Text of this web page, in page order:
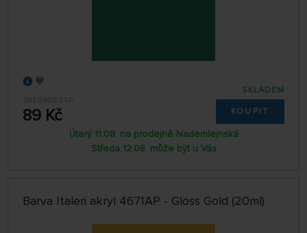
79504669AP
89 Kč
SKLADEM
KOUPIT
Úterý 11.08. na prodejně Nademlejnská
Středa 12.08. může být u Vás
Barva Italeri akryl 4671AP - Gloss Gold (20ml)